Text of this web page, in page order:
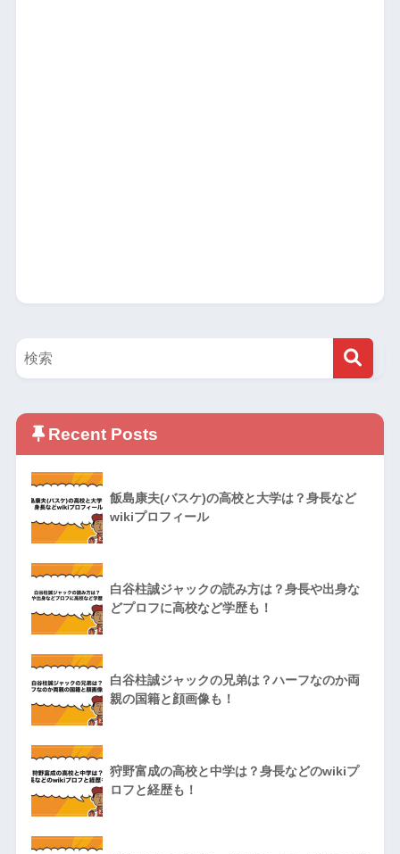
Recent Posts
飯島康夫(バスケ)の高校と大学は？身長など
wikiプロフィール
白谷柱誠ジャックの読み方は？身長や出身な
どプロフに高校など学歴も！
白谷柱誠ジャックの兄弟は？ハーフなのか両
親の国籍と顔画像も！
狩野富成の高校と中学は？身長などのwikiプ
ロフと経歴も！